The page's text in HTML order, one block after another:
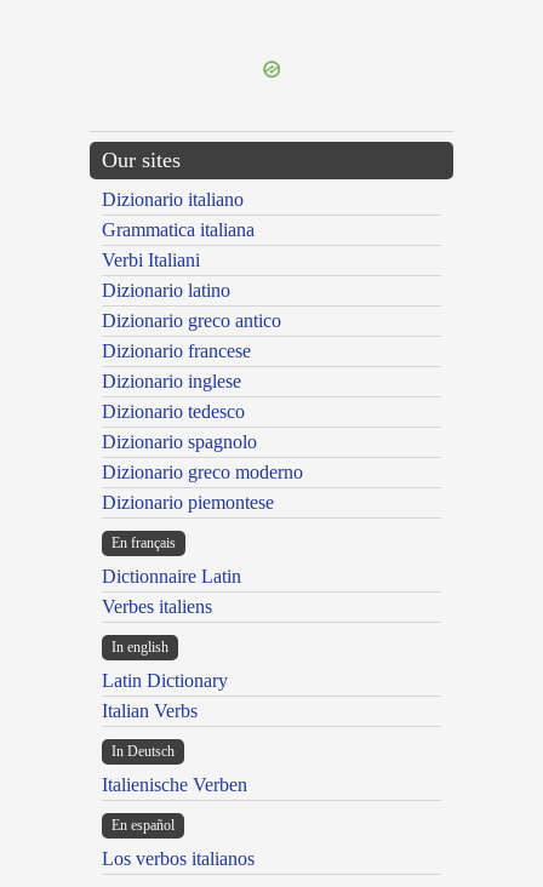
Our sites
Dizionario italiano
Grammatica italiana
Verbi Italiani
Dizionario latino
Dizionario greco antico
Dizionario francese
Dizionario inglese
Dizionario tedesco
Dizionario spagnolo
Dizionario greco moderno
Dizionario piemontese
En français
Dictionnaire Latin
Verbes italiens
In english
Latin Dictionary
Italian Verbs
In Deutsch
Italienische Verben
En español
Los verbos italianos